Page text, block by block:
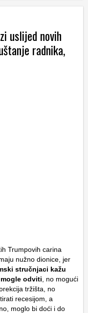
uslijed novih
radnika,
Trumpovih carina
nužno dionice, jer
stručnjaci kažu
odviti , no mogući
tržišta, no
recesijom, a
moglo bi doći i do